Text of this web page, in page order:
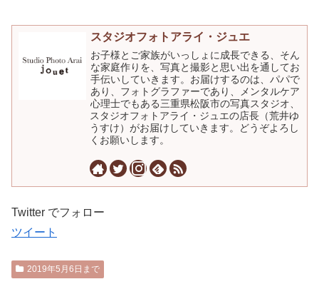
スタジオフォトアライ・ジュエ
お子様とご家族がいっしょに成長できる、そん
な家庭作りを、写真と撮影と思い出を通してお
手伝いしていきます。お届けするのは、パパで
あり、フォトグラファーであり、メンタルケア
心理士でもある三重県松阪市の写真スタジオ、
スタジオフォトアライ・ジュエの店長（荒井ゆ
うすけ）がお届けしていきます。どうぞよろし
くお願いします。
Twitter でフォロー
ツイート
2019年5月6日まで